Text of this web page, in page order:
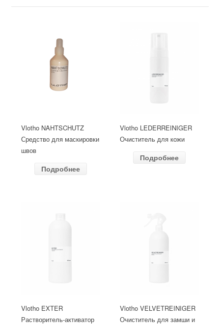
Vlotho NAHTSCHUTZ
Средство для маскировки
швов
Подробнее
Vlotho LEDERREINIGER
Очиститель для кожи
Подробнее
Vlotho EXTER
Растворитель-активатор
Vlotho VELVETREINIGER
Очиститель для замши и